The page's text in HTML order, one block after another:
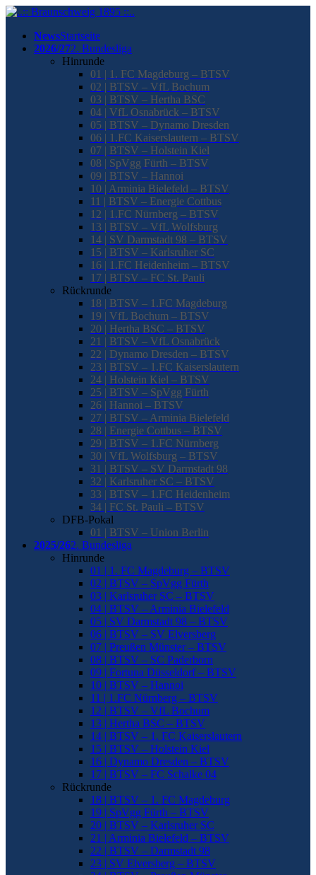
NewsStartseite
2026/272. Bundesliga
Hinrunde
01 | 1. FC Magdeburg – BTSV
02 | BTSV – VfL Bochum
03 | BTSV – Hertha BSC
04 | VfL Osnabrück – BTSV
05 | BTSV – Dynamo Dresden
06 | 1.FC Kaiserslautern – BTSV
07 | BTSV – Holstein Kiel
08 | SpVgg Fürth – BTSV
09 | BTSV – Hannoi
10 | Arminia Bielefeld – BTSV
11 | BTSV – Energie Cottbus
12 | 1.FC Nürnberg – BTSV
13 | BTSV – VfL Wolfsburg
14 | SV Darmstadt 98 – BTSV
15 | BTSV – Karlsruher SC
16 | 1.FC Heidenheim – BTSV
17 | BTSV – FC St. Pauli
Rückrunde
18 | BTSV – 1.FC Magdeburg
19 | VfL Bochum – BTSV
20 | Hertha BSC – BTSV
21 | BTSV – VfL Osnabrück
22 | Dynamo Dresden – BTSV
23 | BTSV – 1.FC Kaiserslautern
24 | Holstein Kiel – BTSV
25 | BTSV – SpVgg Fürth
26 | Hannoi – BTSV
27 | BTSV – Arminia Bielefeld
28 | Energie Cottbus – BTSV
29 | BTSV – 1.FC Nürnberg
30 | VfL Wolfsburg – BTSV
31 | BTSV – SV Darmstadt 98
32 | Karlsruher SC – BTSV
33 | BTSV – 1.FC Heidenheim
34 | FC St. Pauli – BTSV
DFB-Pokal
01 | BTSV – Union Berlin
2025/262. Bundesliga
Hinrunde
01 | 1. FC Magdeburg – BTSV
02 | BTSV – SpVgg Fürth
03 | Karlsruher SC – BTSV
04 | BTSV – Arminia Bielefeld
05 | SV Darmstadt 98 – BTSV
06 | BTSV – SV Elversberg
07 | Preußen Münster – BTSV
08 | BTSV – SC Paderborn
09 | Fortuna Düsseldorf – BTSV
10 | BTSV – Hannoi
11 | 1.FC Nürnberg – BTSV
12 | BTSV – VfL Bochum
13 | Hertha BSC – BTSV
14 | BTSV – 1. FC Kaiserslautern
15 | BTSV – Holstein Kiel
16 | Dynamo Dresden – BTSV
17 | BTSV – FC Schalke 04
Rückrunde
18 | BTSV – 1. FC Magdeburg
19 | SpVgg Fürth – BTSV
20 | BTSV – Karlsruher SC
21 | Arminia Bielefeld – BTSV
22 | BTSV – Darmstadt 98
23 | SV Elversberg – BTSV